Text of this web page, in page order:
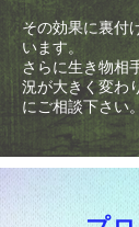
その効果に裏付
います。
さらに生き物相
況が大きく変わ
にご相談下さい